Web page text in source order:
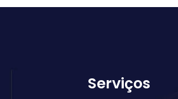
Serviços